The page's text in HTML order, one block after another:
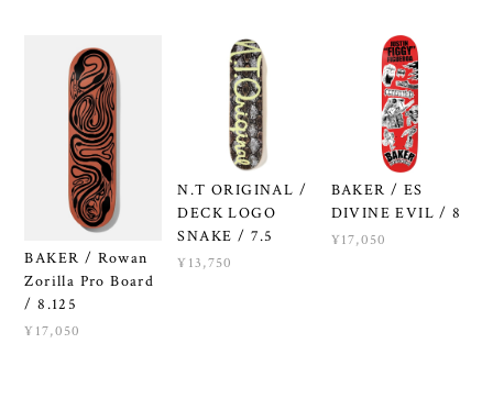
BAKER / Rowan
Zorilla Pro Board
/ 8.125
¥17,050
N.T ORIGINAL /
DECK LOGO
SNAKE / 7.5
¥13,750
BAKER / ES
DIVINE EVIL / 8
¥17,050